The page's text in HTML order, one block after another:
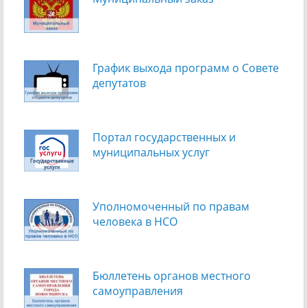
График выхода программ о Cовете
депутатов
Портал государственных и
муниципальных услуг
Уполномоченный по правам
человека в НСО
Бюллетень органов местного
самоуправления